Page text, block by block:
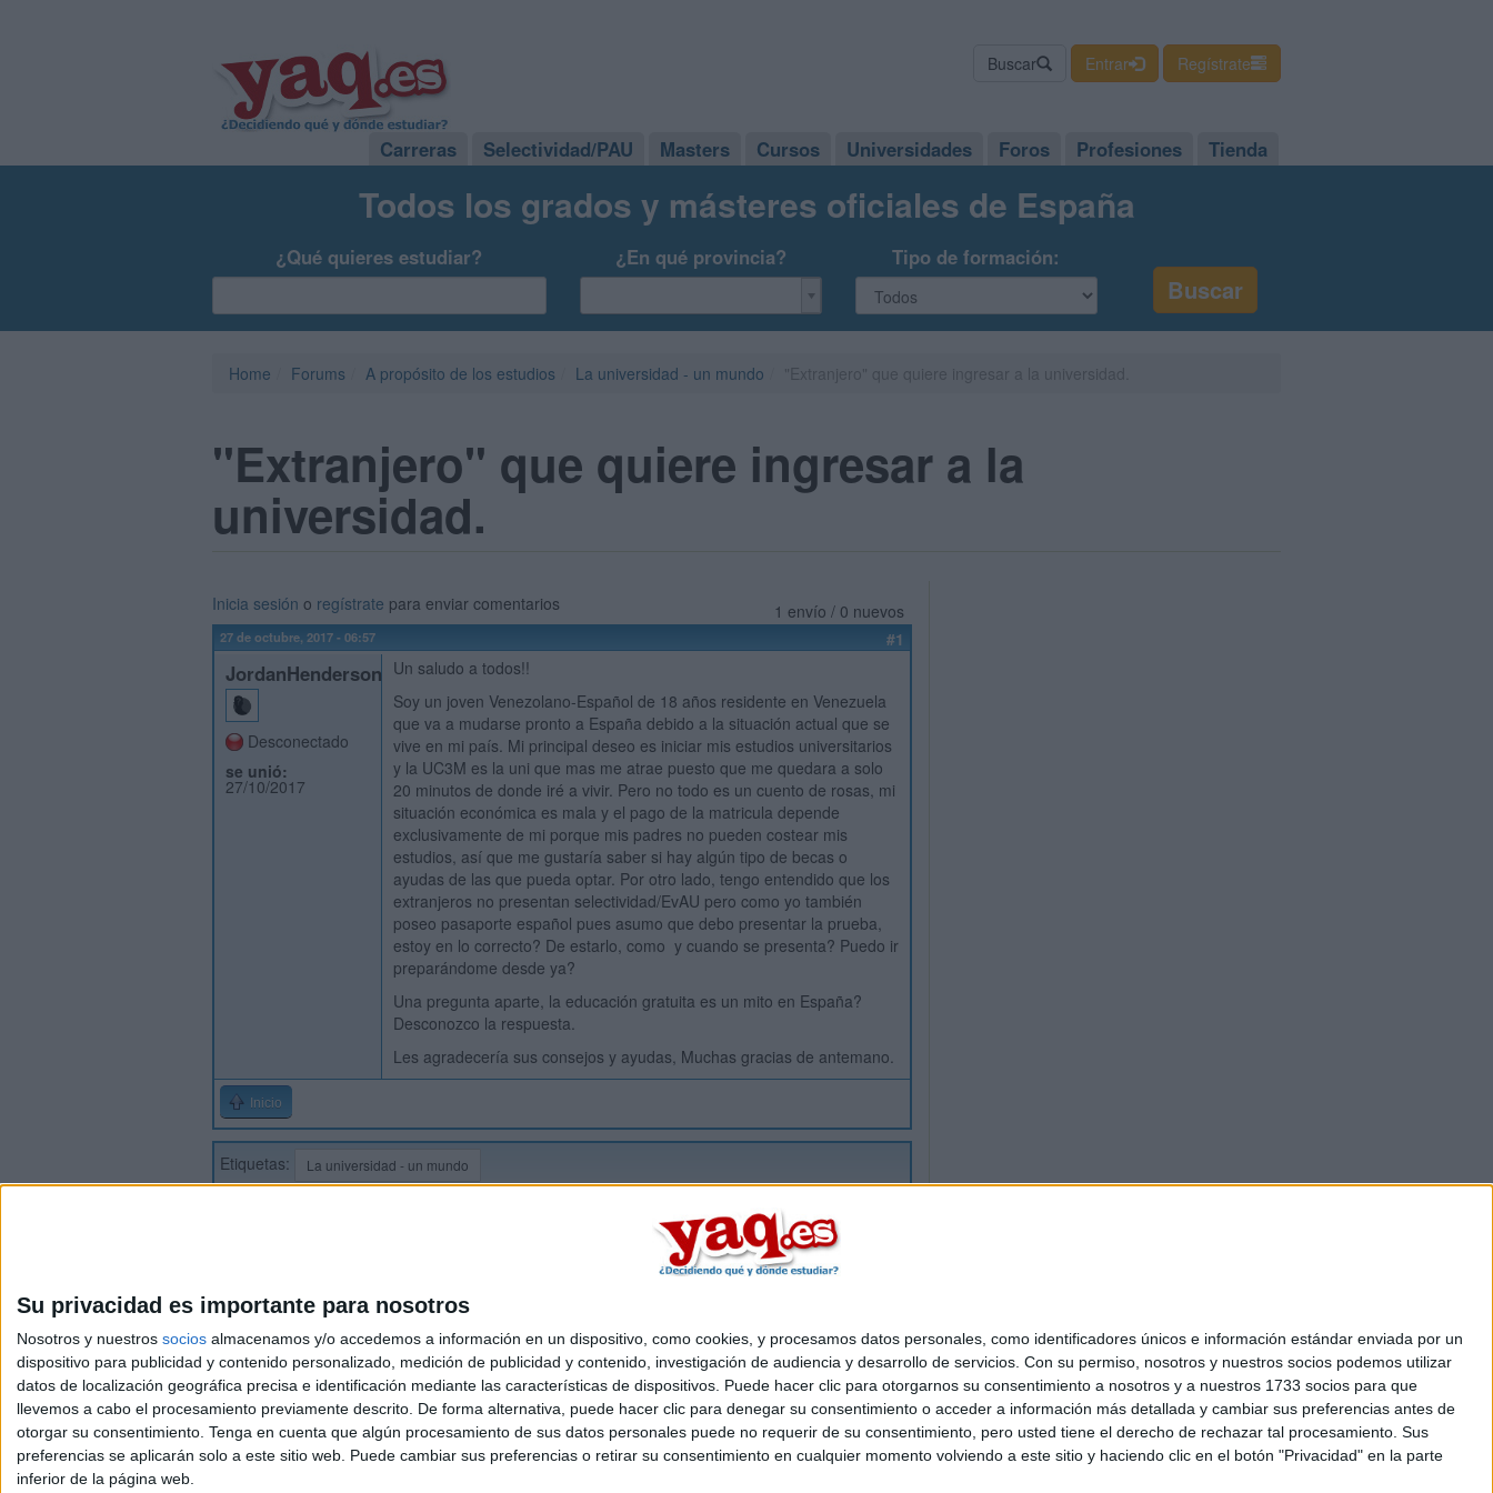
Su privacidad es importante para nosotros
Nosotros y nuestros socios almacenamos y/o accedemos a información en un dispositivo, como cookies, y procesamos datos personales, como identificadores únicos e información estándar enviada por un
dispositivo para publicidad y contenido personalizado, medición de publicidad y contenido, investigación de audiencia y desarrollo de servicios. Con su permiso, nosotros y nuestros socios podemos utilizar
datos de localización geográfica precisa e identificación mediante las características de dispositivos. Puede hacer clic para otorgarnos su consentimiento a nosotros y a nuestros 1733 socios para que
llevemos a cabo el procesamiento previamente descrito. De forma alternativa, puede hacer clic para denegar su consentimiento o acceder a información más detallada y cambiar sus preferencias antes de
otorgar su consentimiento. Tenga en cuenta que algún procesamiento de sus datos personales puede no requerir de su consentimiento, pero usted tiene el derecho de rechazar tal procesamiento. Sus
preferencias se aplicarán solo a este sitio web. Puede cambiar sus preferencias o retirar su consentimiento en cualquier momento volviendo a este sitio y haciendo clic en el botón "Privacidad" en la parte
inferior de la página web.
Buscar Entrar Regístrate
Carreras Selectividad/PAU Masters Cursos Universidades Foros Profesiones Tienda
Todos los grados y másteres oficiales de España
¿Qué quieres estudiar? ¿En qué provincia? Tipo de formación:
Home Forums A propósito de los estudios La universidad - un mundo
"Extranjero" que quiere ingresar a la
universidad.
1 envío / 0 nuevos
Inicia sesión o regístrate para enviar comentarios
27 de octubre, 2017 - 06:57 #1
JordanHenderson
Desconectado
se unió:
27/10/2017
Un saludo a todos!!
Soy un joven Venezolano-Español de 18 años residente en Venezuela
que va a mudarse pronto a España debido a la situación actual que se
vive en mi país. Mi principal deseo es iniciar mis estudios universitarios
y la UC3M es la uni que mas me atrae puesto que me quedara a solo
20 minutos de donde iré a vivir. Pero no todo es un cuento de rosas, mi
situación económica es mala y el pago de la matricula depende
exclusivamente de mi porque mis padres no pueden costear mis
estudios, así que me gustaría saber si hay algún tipo de becas o
ayudas de las que pueda optar. Por otro lado, tengo entendido que los
extranjeros no presentan selectividad/EvAU pero como yo también
poseo pasaporte español pues asumo que debo presentar la prueba,
estoy en lo correcto? De estarlo, como y cuando se presenta? Puedo ir
preparándome desde ya?
Una pregunta aparte, la educación gratuita es un mito en España?
Desconozco la respuesta.
Les agradecería sus consejos y ayudas, Muchas gracias de antemano.
Inicio
Etiquetas: La universidad - un mundo
Quiénes somos|Contactar|Anúnciate
Aviso legal|Politica de privacidad|Condiciones generales|Política de cookies
© 2003-2026Compás Mediterráneo S.L.- Diego de León 47 - 28006 Madrid [ESPAÑA] - Tel. +34 91 593 2767